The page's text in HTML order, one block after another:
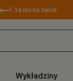
14 dni na zwrot
Wykładziny